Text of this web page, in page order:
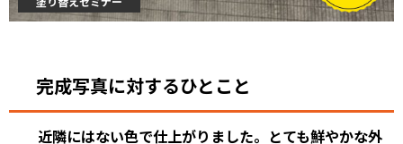
完成写真に対するひとこと
近隣にはない色で仕上がりました。とても鮮やかな外